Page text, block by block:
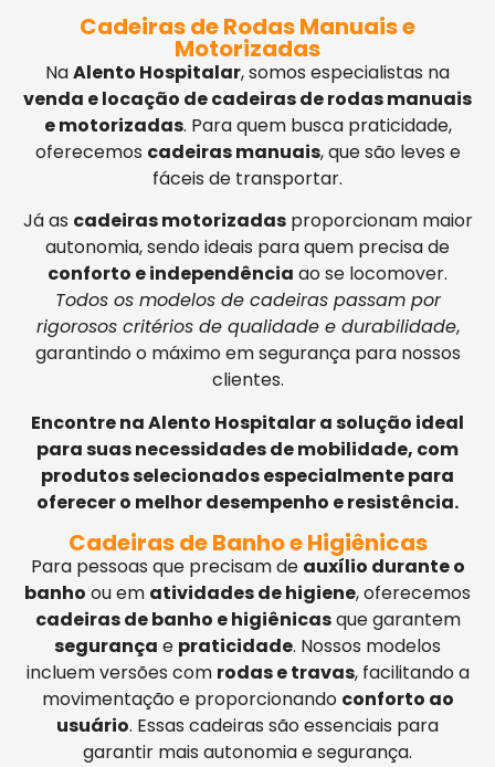
Cadeiras de Rodas Manuais e
Motorizadas
NaAlento Hospitalar, somos especialistas na
venda e locação de cadeiras de rodas manuais
e motorizadas. Para quem busca praticidade,
oferecemos cadeiras manuais, que são leves e
fáceis de transportar.
Já as cadeiras motorizadasproporcionam maior
autonomia, sendo ideais para quem precisa de
conforto e independência ao se locomover.
Todos os modelos de cadeiras passam por
rigorosos critérios de qualidade e durabilidade,
garantindo o máximo em segurança para nossos
clientes.
Encontre na Alento Hospitalar a solução ideal
para suas necessidades de mobilidade, com
produtos selecionados especialmente para
oferecer o melhor desempenho e resistência.
Cadeiras de Banho e Higiênicas
Para pessoas que precisam de auxílio durante o
banho ou em atividades de higiene, oferecemos
cadeiras de banho e higiênicasque garantem
segurança e praticidade. Nossos modelos
incluem versões com rodas e travas, facilitando a
movimentação e proporcionando conforto ao
usuário. Essas cadeiras são essenciais para
garantir mais autonomia e segurança.